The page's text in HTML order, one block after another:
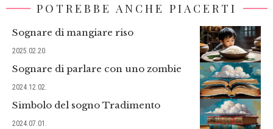
POTREBBE ANCHE PIACERTI
Sognare di mangiare riso
2025.02.20.
Sognare di parlare con uno zombie
2024.12.02.
Simbolo del sogno Tradimento
2024.07.01.